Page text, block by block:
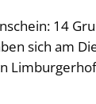
14
sich am